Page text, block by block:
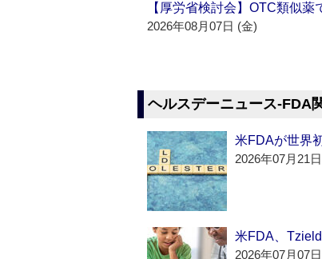
【厚労省検討会】OTC類似
2026年08月07日 (金)
ヘルスデーニュース‐FDA
米FDAが世界
2026年07月21
米FDA、
2026年07月07